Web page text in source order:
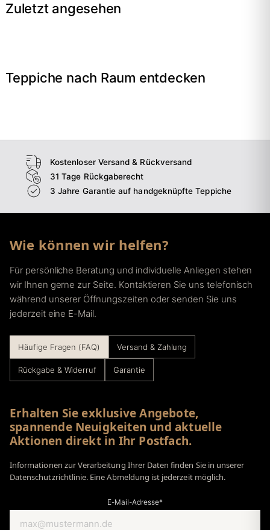
Zuletzt angesehen
Teppiche nach Raum entdecken
Wohnzimmer
Kostenloser Versand & Rückversand
31 Tage Rückgaberecht
3 Jahre Garantie auf handgeknüpfte Teppiche
Wie können wir helfen?
Für persönliche Beratung und individuelle Anliegen stehen
wir Ihnen gerne zur Seite. Kontaktieren Sie uns telefonisch
während unserer Öffnungszeiten oder senden Sie uns
jederzeit eine E-Mail.
Häufige Fragen (FAQ) Versand & Zahlung
Rückgabe & Widerruf Garantie
Erhalten Sie exklusive Angebote,
spannende Neuigkeiten und aktuelle
Aktionen direkt in Ihr Postfach.
Informationen zur Verarbeitung Ihrer Daten finden Sie in unserer
Datenschutzrichtlinie. Eine Abmeldung ist jederzeit möglich.
E-Mail-Adresse*